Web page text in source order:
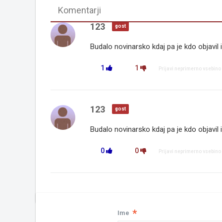
Komentarji
123 gost
Budalo novinarsko kdaj pa je kdo objavil
1 1 Prijavi neprimerno vsebino
123 gost
Budalo novinarsko kdaj pa je kdo objavil
0 0 Prijavi neprimerno vsebino
Ime *